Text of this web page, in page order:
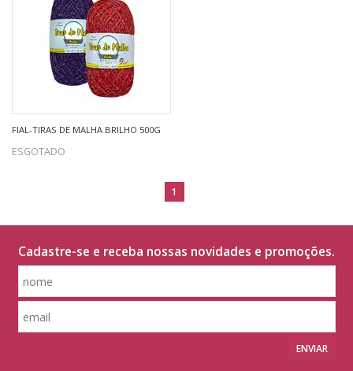
FIAL-TIRAS DE MALHA BRILHO 500G
ESGOTADO
1
Cadastre-se e receba nossas novidades e promoções.
ENVIAR